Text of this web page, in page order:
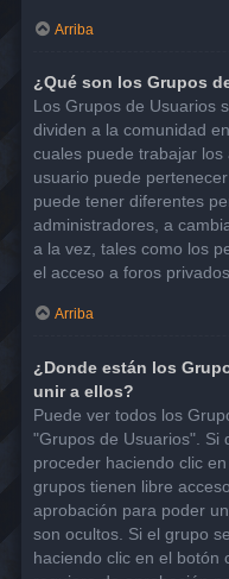
Arriba
¿Qué son los Grupos
Los Grupos de Usuarios
dividen a la comunidad
cuales puede trabajar
usuario puede
puede tener diferentes
administradores, a
a la vez, tales como los
el acceso a foros
Arriba
¿Donde están los
unir a ellos?
Puede ver todos los
"Grupos de Usuarios". Si
proceder haciendo clic
grupos tienen libre
aprobación para poder
son ocultos. Si el grupo
haciendo clic en el botón